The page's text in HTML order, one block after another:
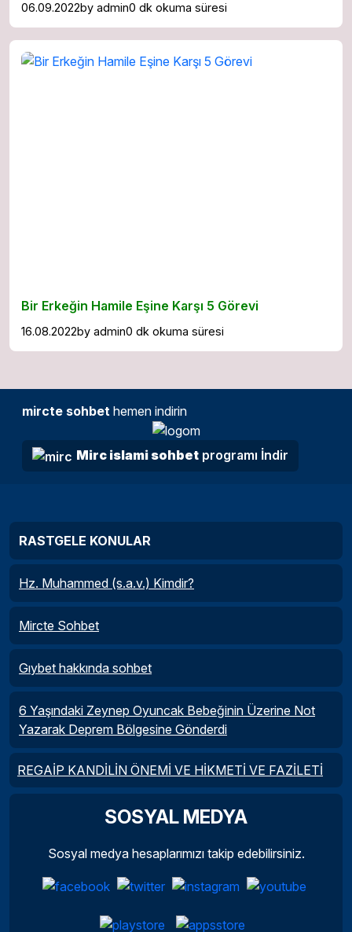
06.09.2022by admin0 dk okuma süresi
Bir Erkeğin Hamile Eşine Karşı 5 Görevi
16.08.2022by admin0 dk okuma süresi
mircte sohbet hemen indirin
Mirc islami sohbet programı İndir
RASTGELE KONULAR
Hz. Muhammed (s.a.v.) Kimdir?
Mircte Sohbet
Gıybet hakkında sohbet
6 Yaşındaki Zeynep Oyuncak Bebeğinin Üzerine Not
Yazarak Deprem Bölgesine Gönderdi
REGAİP KANDİLİN ÖNEMİ VE HİKMETİ VE FAZİLETİ
SOSYAL MEDYA
Sosyal medya hesaplarımızı takip edebilirsiniz.